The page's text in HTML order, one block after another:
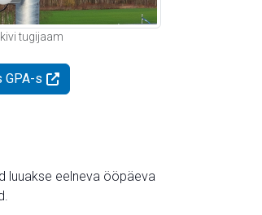
tugijaam
GPA-s
luuakse eelneva ööpäeva